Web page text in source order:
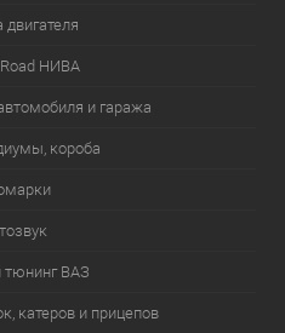
НИВА
и гаража
короба
тюнинг ВАЗ
катеров и прицепов